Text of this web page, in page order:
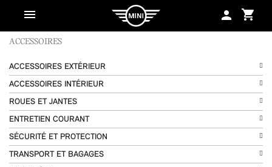
shopping_cart
person
ACCESSOIRES
ACCESSOIRES EXTÉRIEUR
ACCESSOIRES INTÉRIEUR
ROUES ET JANTES
ENTRETIEN COURANT
SÉCURITÉ ET PROTECTION
TRANSPORT ET BAGAGES